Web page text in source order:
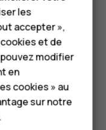
survotre position
de départ.
la navigation.
sa durée estimée.
appuyez surÉtapes
les
accepter »,
et de
modifier
en
cookies » au
sur notre
.